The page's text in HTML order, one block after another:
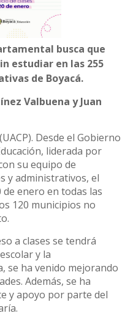
busca que
estudiar en las 255
de Boyacá.
Valbuena y Juan
Desde el Gobierno
liderada por
su equipo de
y administrativos, el
de enero en todas las
120 municipios no
a clases se tendrá
y la
se ha venido mejorando
Además, se ha
y apoyo por parte del